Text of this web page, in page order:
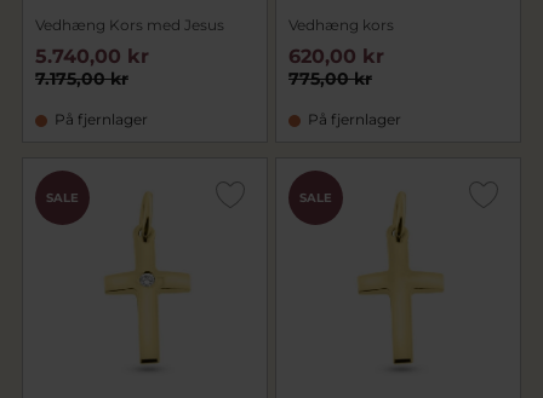
Vedhæng Kors med Jesus
7.175,00 kr
5.740,00 kr
På fjernlager
Vedhæng kors
775,00 kr
620,00 kr
På fjernlager
SALE SALE